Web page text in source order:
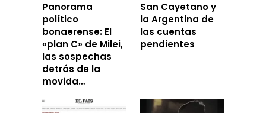
Panorama
político
bonaerense: El
«plan C» de Milei,
las sospechas
detrás de la
movida…
San Cayetano y
la Argentina de
las cuentas
pendientes